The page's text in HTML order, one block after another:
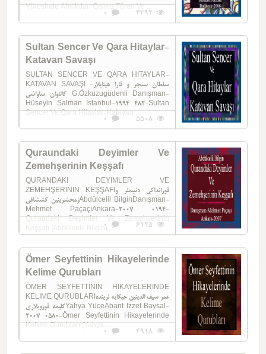
4392
0
Sultan Sencer Ve Qara Hitaylar-
Katavan Savaşı
SULTAN SENCER VE QARA HITAYLAR-
KATAVAN SAVAŞI سلطان سنجر و قارا هیتایلار-
کاتاوان ساواشی G.Özkuzugüdenli Danışman-
Hüseyin Salman Istanbul-1994 482-Sultan
5508
0
Quraundaki Deyimler Ve
Zemehşerinin Keşşafı
QURANDAKI DEYIMLER VE
ZEMEHŞERININ KEŞŞAFIقورانداکی دئییملر و
زمحشرینین کششافیAbdülcelil BilginDanışman-
Mehmet PaçaçıAnkara-2007 0194-
Keşşafı (Abdülcelil Bilgin) ...
6125
0
Ömer Seyfettinin Hikayelerinde
Kelime Qurubları
ÖMER SEYFETTININ HIKAYELERINDE
KELIME QURUBLARIعمر سیف الدينین حیکایه لرینده
کلیمه قوروبلاریYahya YüceAbant Izzet Baysal-
2007 0580-Ömer Seyfettinin Hikayelerinde
4918
0